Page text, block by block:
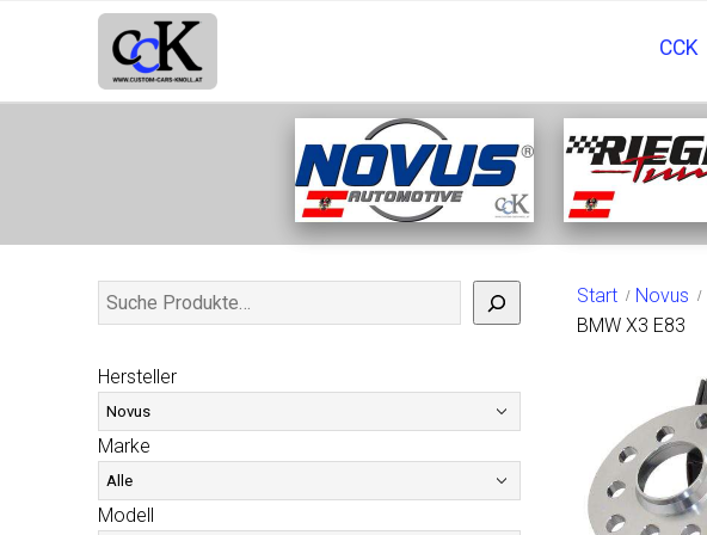
CCK
Start Novus
BMW X3 E83
Hersteller
Marke
Modell